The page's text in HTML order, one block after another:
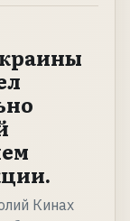
Кинах